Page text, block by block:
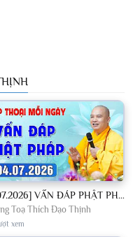
[04.07.2026] VẤN ĐÁP PHẬT PHÁP - Nghe Thầy giảng Pháp mỗi ngày CÔNG ĐỨC VÔ LƯỢNG│TT. Thích Đạo Thịnh
Toạ Thích Đạo Thịnh
xem